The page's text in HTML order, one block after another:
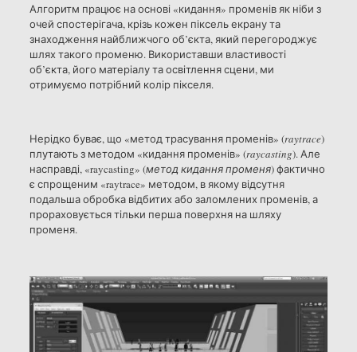
Алгоритм працює на основі «кидання» променів як ніби з
очей спостерігача, крізь кожен піксель екрану та
знаходження найближчого об’єкта, який перегороджує
шлях такого променю. Використавши властивості
об’єкта, його матеріалу та освітлення сцени, ми
отримуємо потрібний колір пікселя.
Нерідко буває, що «метод трасування променів» (raytrace)
плутають з методом «кидання променів» (raycasting). Але
насправді, «raycasting» (метод кидання променя) фактично
є спрощеним «raytrace» методом, в якому відсутня
подальша обробка відбитих або заломлених променів, а
прораховується тільки перша поверхня на шляху
променя.